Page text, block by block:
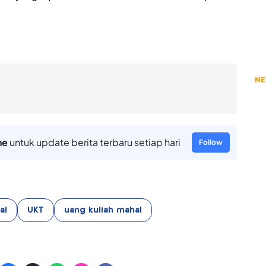
untuk update berita terbaru setiap hari Follow
UKT uang kuliah mahal